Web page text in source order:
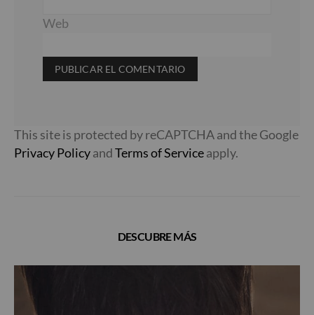
Web
This site is protected by reCAPTCHA and the Google
Privacy PolicyandTerms of Serviceapply.
DESCUBRE MÁS